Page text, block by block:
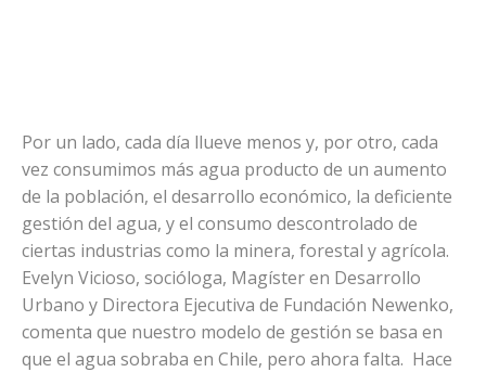
Por un lado, cada día llueve menos y, por otro, cada
vez consumimos más agua producto de un aumento
de la población, el desarrollo económico, la deficiente
gestión del agua, y el consumo descontrolado de
ciertas industrias como la minera, forestal y agrícola.
Evelyn Vicioso, socióloga, Magíster en Desarrollo
Urbano y Directora Ejecutiva de Fundación Newenko,
comenta que nuestro modelo de gestión se basa en
que el agua sobraba en Chile, pero ahora falta. Hace